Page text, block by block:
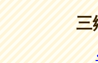
三